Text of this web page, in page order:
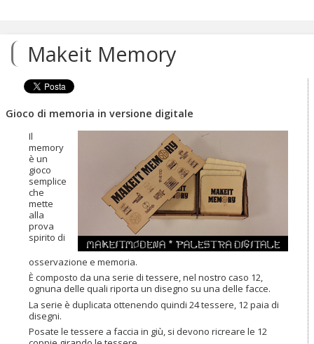
contenuti.
Salta
navigazione
Makeit Memory
Gioco di memoria in versione digitale
Il
memory
è un
gioco
semplice
che
mette
alla
prova
spirito di
osservazione e memoria.
È composto da una serie di tessere, nel nostro caso 12,
ognuna delle quali riporta un disegno su una delle facce.
La serie è duplicata ottenendo quindi 24 tessere, 12 paia di
disegni.
Posate le tessere a faccia in giù, si devono ricreare le 12